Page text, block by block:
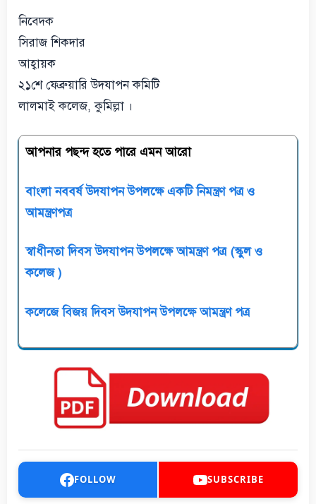
নিবেদক
সিরাজ শিকদার
আহ্বায়ক
২১শে ফেব্রুয়ারি উদযাপন কমিটি
লালমাই কলেজ, কুমিল্লা ।
আপনার পছন্দ হতে পারে এমন আরো
বাংলা নববর্ষ উদযাপন উপলক্ষে একটি নিমন্ত্রণ পত্র ও
আমন্ত্রণপত্র
স্বাধীনতা দিবস উদযাপন উপলক্ষে আমন্ত্রণ পত্র (স্কুল ও
কলেজ )
কলেজে বিজয় দিবস উদযাপন উপলক্ষে আমন্ত্রণ পত্র
FOLLOW SUBSCRIBE